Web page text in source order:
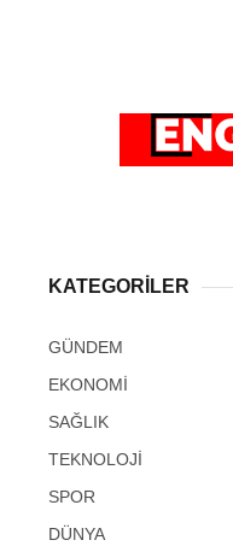
KATEGORİLER
GÜNDEM
EKONOMİ
SAĞLIK
TEKNOLOJİ
SPOR
DÜNYA